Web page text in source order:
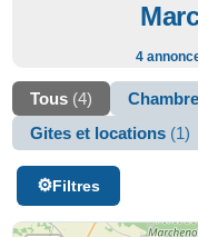
4
Tous (4)
Gites et locations (1)
Filtres